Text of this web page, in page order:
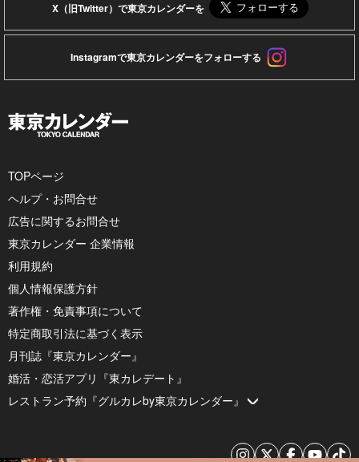
X（旧Twitter）で東京カレンダーを
Instagramで東京カレンダーをフォローする
TOPページ
ヘルプ・お問合せ
広告に関するお問合せ
東京カレンダー 企業情報
利用規約
個人情報保護方針
著作権・免責事項について
特定商取引法に基づく表示
月刊誌『東京カレンダー』
婚活・恋活アプリ『東カレデート』
レストラン予約『グルカレby東京カレンダー』